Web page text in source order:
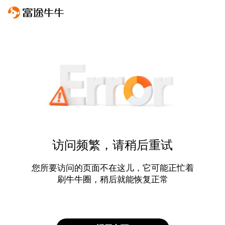
访问频繁，请稍后重试
您所要访问的页面不在这儿，它可能正忙着
刷牛牛圈，稍后就能恢复正常